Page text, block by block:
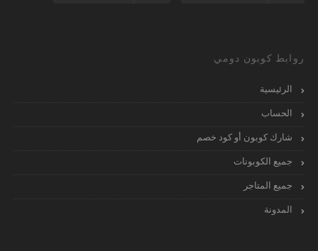
روابط كوبون دومي
الرئيسية
الحساب
شارك كوبون أو كود خصم
جميع الكوبونات
جميع المتاجر
المدونة